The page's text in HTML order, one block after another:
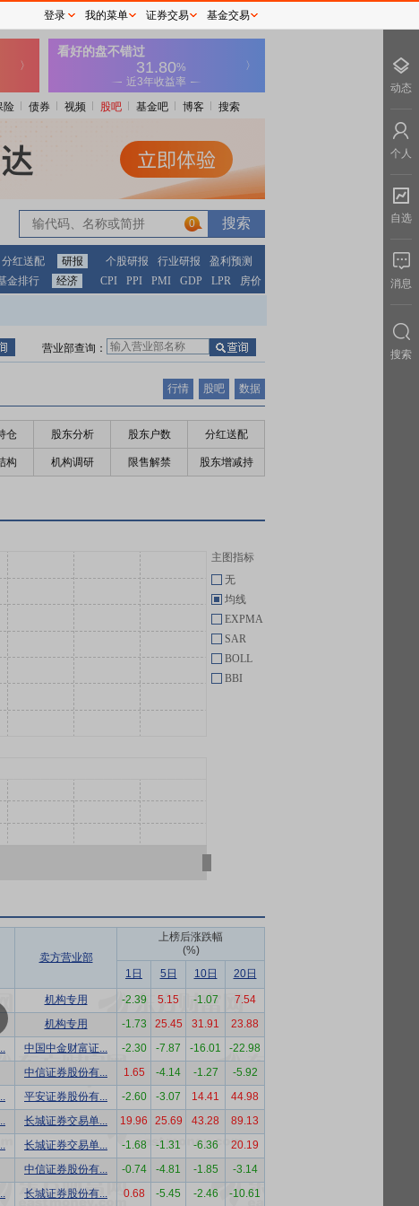
险 债券 视频 股吧 基金吧 博客 搜索
0
分红送配 研报 个股研报 行业研报
盈利预测
金排行 经济 CPI PPI PMI GDP LPR 房价
营业部查询：
行情 股吧 数据
仓 股东分析 股东户数 分红送配
构 机构调研 限售解禁 股东增减持
主图指标
无
均线
EXPMA
SAR
BOLL
BBI
卖方营业部
上榜后涨跌幅
(%)
1日
5日 10日 20日
机构专用 -2.39 5.15 -1.07
7.54
机构专用 -1.73 25.45 31.91
23.88
中国中金财富证... -2.30 -7.87 -16.01
-22.98
中信证券股份有... 1.65 -4.14 -1.27
-5.92
平安证券股份有... -2.60 -3.07 14.41
44.98
长城证券交易单... 19.96 25.69 43.28
89.13
长城证券交易单... -1.68 -1.31 -6.36
20.19
中信证券股份有... -0.74 -4.81 -1.85
-3.14
长城证券股份有... 0.68 -5.45 -2.46
-10.61
登录 我的菜单 证券交易 基金交易
动态
个人
自选
消息
搜索